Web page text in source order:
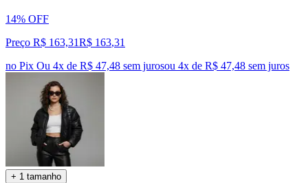
14% OFF
Preço R$ 163,31R$ 163,31
no Pix Ou 4x de R$ 47,48 sem jurosou 4x de R$ 47,48 sem juros
+ 1 tamanho